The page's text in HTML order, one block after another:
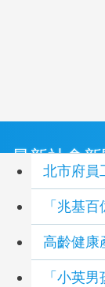
最新社會
北市府員
「兆基
高齡健
「小英